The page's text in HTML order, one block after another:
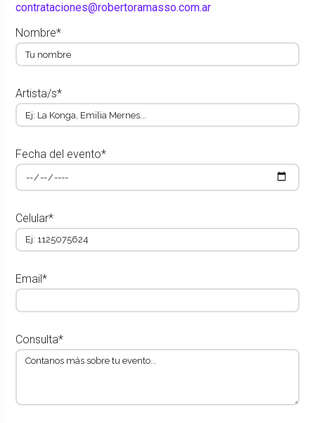
contrataciones@robertoramasso.com.ar
Nombre*
Artista/s*
Fecha del evento*
Celular*
Email*
Consulta*